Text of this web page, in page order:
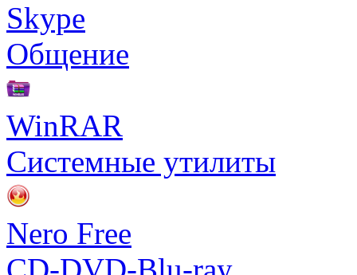
Skype
Общение
WinRAR
Системные утилиты
Nero Free